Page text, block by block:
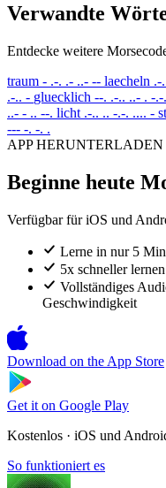
Verwandte
Entdecke weitere
traum - .-. .- ..- -- laecheln .-
.-.. - gluecklich --. .-.. ..- . -.-.
..- - .. --. licht .-.. .. -.-. .... -
--- -. -. .
APP HERUNTERLADEN
Beginne heute
Verfügbar für iOS und
Lerne in nur 5
5x schneller
Vollständiges
Geschwindigkeit
Download on the App Store
Get it on Google Play
Kostenlos · iOS und
So funktioniert es